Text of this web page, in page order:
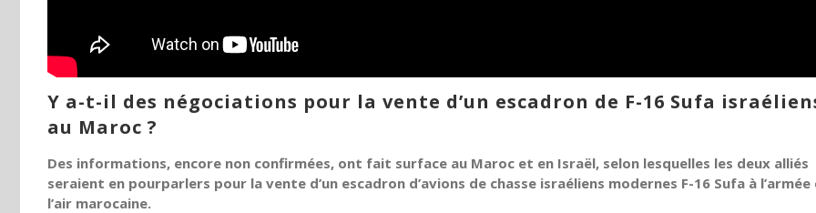
Y a-t-il des négociations pour la vente d’un escadron de F-16 Sufa
au Maroc ?
Des informations, encore non confirmées, ont fait surface au Maroc et en Israël, selon lesquelles les deux alliés
seraient en pourparlers pour la vente d’un escadron d’avions de chasse israéliens modernes F-16 Sufa à l’armée
l’air marocaine.